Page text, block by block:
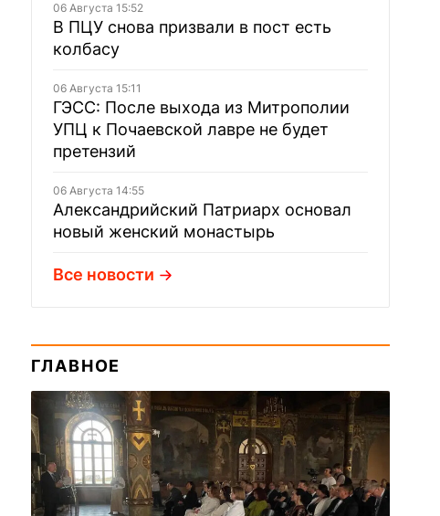
06 Августа 15:52
В ПЦУ снова призвали в пост есть
колбасу
06 Августа 15:11
ГЭСС: После выхода из Митрополии
УПЦ к Почаевской лавре не будет
претензий
06 Августа 14:55
Александрийский Патриарх основал
новый женский монастырь
Все новости
ГЛАВНОЕ